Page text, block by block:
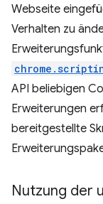
Webseite
Verhalten zu
API beliebigen
Erweiterungen
bereitgestellte
Nutzung der